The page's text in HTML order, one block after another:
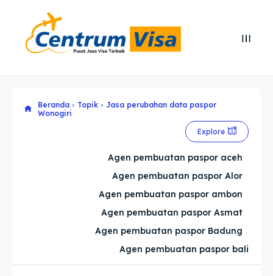
Explore our destinations
Explore our destinations
Beranda Topik
Jasa perubahan data paspor
Wonogiri
Explore
Agen pembuatan paspor aceh
Agen pembuatan paspor Alor
Agen pembuatan paspor ambon
Agen pembuatan paspor Asmat
Agen pembuatan paspor Badung
Agen pembuatan paspor bali